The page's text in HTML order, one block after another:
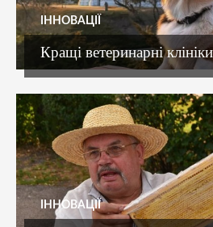
ІННОВАЦІЇ
Кращі ветеринарні
ІННОВАЦІЇ